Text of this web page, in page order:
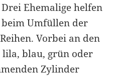
Ehemalige helfen
Umfüllen der
Vorbei an den
lila, blau, grün oder
Zylinder